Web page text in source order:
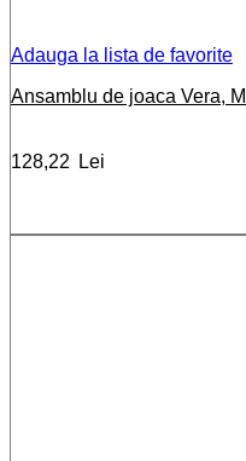
Adauga la lista de favorite
Ansamblu de joaca Vera,
128,22 Lei